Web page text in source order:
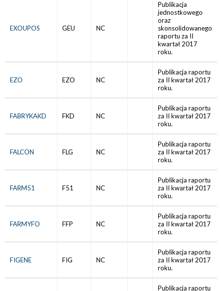
EXOUPOS GEU NC
Publikacja
jednostkowego
oraz
skonsolidowanego
raportu za II
kwartał 2017
roku.
EZO EZO NC
Publikacja raportu
za II kwartał 2017
roku.
FABRYKAKD FKD NC
Publikacja raportu
za II kwartał 2017
roku.
FALCON FLG NC
Publikacja raportu
za II kwartał 2017
roku.
FARM51 F51 NC
Publikacja raportu
za II kwartał 2017
roku.
FARMYFO FFP NC
Publikacja raportu
za II kwartał 2017
roku.
FIGENE FIG NC
Publikacja raportu
za II kwartał 2017
roku.
Publikacja raportu